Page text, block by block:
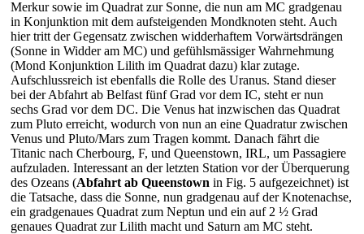
Merkur sowie im Quadrat zur Sonne, die nun am MC gradgenau
in Konjunktion mit dem aufsteigenden Mondknoten steht. Auch
hier tritt der Gegensatz zwischen widderhaftem Vorwärtsdrängen
(Sonne in Widder am MC) und gefühlsmässiger Wahrnehmung
(Mond Konjunktion Lilith im Quadrat dazu) klar zutage.
Aufschlussreich ist ebenfalls die Rolle des Uranus. Stand dieser
bei der Abfahrt ab Belfast fünf Grad vor dem IC, steht er nun
sechs Grad vor dem DC. Die Venus hat inzwischen das Quadrat
zum Pluto erreicht, wodurch von nun an eine Quadratur zwischen
Venus und Pluto/Mars zum Tragen kommt. Danach fährt die
Titanic nach Cherbourg, F, und Queenstown, IRL, um Passagiere
aufzuladen. Interessant an der letzten Station vor der Überquerung
des Ozeans (Abfahrt ab Queenstown in Fig. 5 aufgezeichnet) ist
die Tatsache, dass die Sonne, nun gradgenau auf der Knotenachse,
ein gradgenaues Quadrat zum Neptun und ein auf 2 ½ Grad
genaues Quadrat zur Lilith macht und Saturn am MC steht.